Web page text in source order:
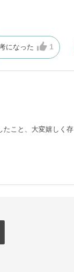
になった 1
たこと、大変嬉しく存